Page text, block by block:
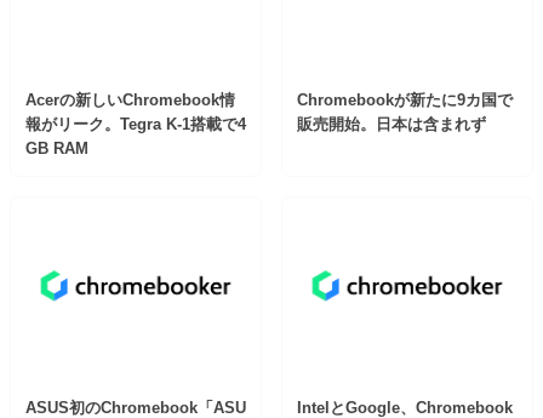
Acerの新しいChromebook情
報がリーク。Tegra K-1搭載で4
GB RAM
Chromebookが新たに9カ国で
販売開始。日本は含まれず
ASUS初のChromebook「ASU
IntelとGoogle、Chromebook